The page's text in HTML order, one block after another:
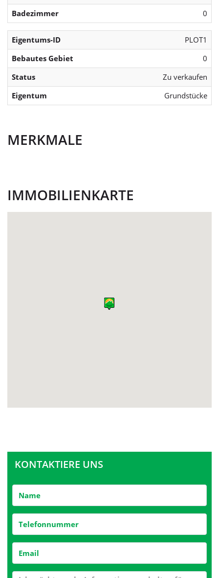
Badezimmer
0
Eigentums-ID
PLOT1
Bebautes Gebiet
0
Status
Zu verkaufen
Eigentum
Grundstücke
MERKMALE
IMMOBILIENKARTE
KONTAKTIERE UNS